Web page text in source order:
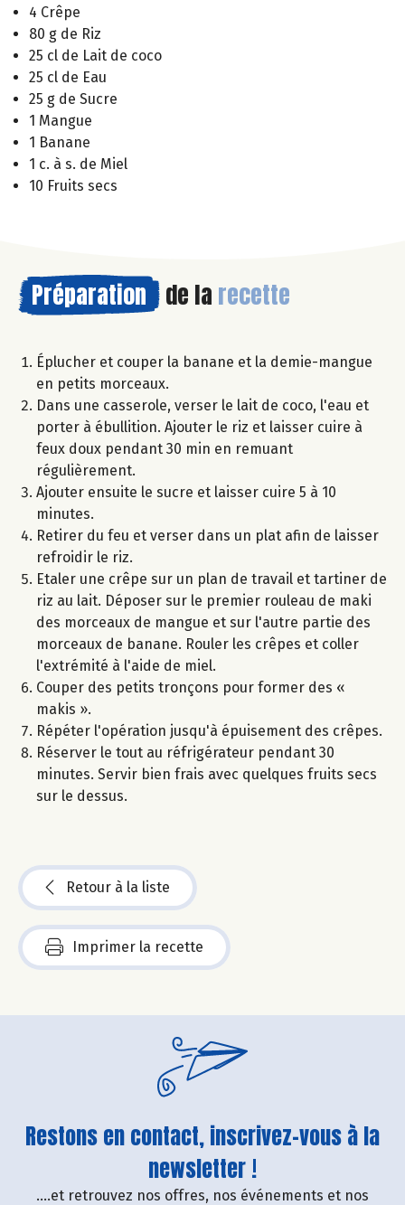
4 Crêpe
80 g de Riz
25 cl de Lait de coco
25 cl de Eau
25 g de Sucre
1 Mangue
1 Banane
1 c. à s. de Miel
10 Fruits secs
Préparation de la recette
Éplucher et couper la banane et la demie-mangue
en petits morceaux.
Dans une casserole, verser le lait de coco, l'eau et
porter à ébullition. Ajouter le riz et laisser cuire à
feux doux pendant 30 min en remuant
régulièrement.
Ajouter ensuite le sucre et laisser cuire 5 à 10
minutes.
Retirer du feu et verser dans un plat afin de laisser
refroidir le riz.
Etaler une crêpe sur un plan de travail et tartiner de
riz au lait. Déposer sur le premier rouleau de maki
des morceaux de mangue et sur l'autre partie des
morceaux de banane. Rouler les crêpes et coller
l'extrémité à l'aide de miel.
Couper des petits tronçons pour former des «
makis ».
Répéter l'opération jusqu'à épuisement des crêpes.
Réserver le tout au réfrigérateur pendant 30
minutes. Servir bien frais avec quelques fruits secs
sur le dessus.
Retour à la liste
Imprimer la recette
Restons en contact, inscrivez-vous à la
newsletter !
....et retrouvez nos offres, nos événements et nos